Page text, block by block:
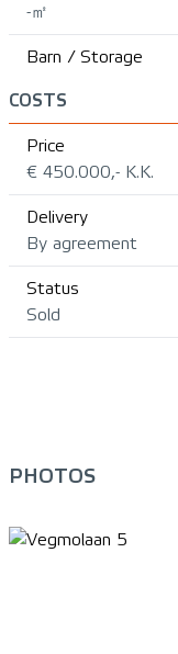
-㎡
Barn / Storage
COSTS
Price
€ 450.000,- K.K.
Delivery
By agreement
Status
Sold
PHOTOS